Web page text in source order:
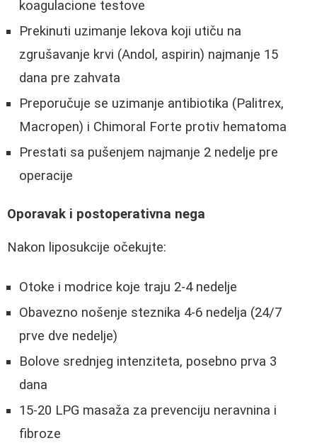
koagulacione testove
Prekinuti uzimanje lekova koji utiču na
zgrušavanje krvi (Andol, aspirin) najmanje 15
dana pre zahvata
Preporučuje se uzimanje antibiotika (Palitrex,
Macropen) i Chimoral Forte protiv hematoma
Prestati sa pušenjem najmanje 2 nedelje pre
operacije
Oporavak i postoperativna nega
Nakon liposukcije očekujte:
Otoke i modrice koje traju 2-4 nedelje
Obavezno nošenje steznika 4-6 nedelja (24/7
prve dve nedelje)
Bolove srednjeg intenziteta, posebno prva 3
dana
15-20 LPG masaža za prevenciju neravnina i
fibroze